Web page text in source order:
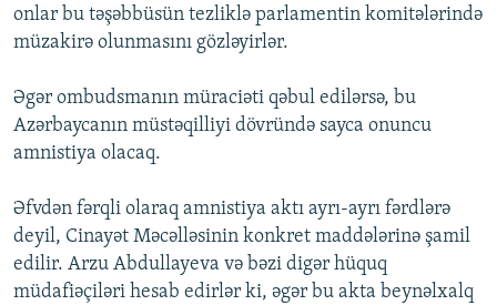
onlar bu təşəbbüsün tezliklə parlamentin komitələrində
müzakirə olunmasını gözləyirlər.
Əgər ombudsmanın müraciəti qəbul edilərsə, bu
Azərbaycanın müstəqilliyi dövründə sayca onuncu
amnistiya olacaq.
Əfvdən fərqli olaraq amnistiya aktı ayrı-ayrı fərdlərə
deyil, Cinayət Məcəlləsinin konkret maddələrinə şamil
edilir. Arzu Abdullayeva və bəzi digər hüquq
müdafiəçiləri hesab edirlər ki, əgər bu akta beynəlxalq